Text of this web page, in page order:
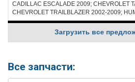
CADILLAC ESCALADE 2009; CHEVROLET
CHEVROLET TRAILBLAZER 2002-2009;
Загрузить все
Все запчасти: